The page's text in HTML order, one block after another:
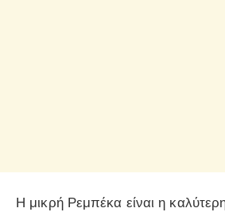
Η μικρή Ρεμπέκα είναι η